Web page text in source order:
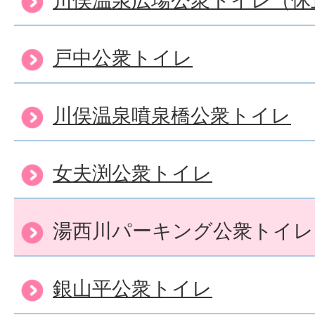
戸中公衆トイレ
川俣温泉噴泉橋公衆トイレ
女夫渕公衆トイレ
湯西川パーキング公衆トイレ
銀山平公衆トイレ